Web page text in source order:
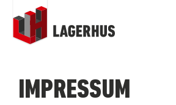
IMPRESSUM